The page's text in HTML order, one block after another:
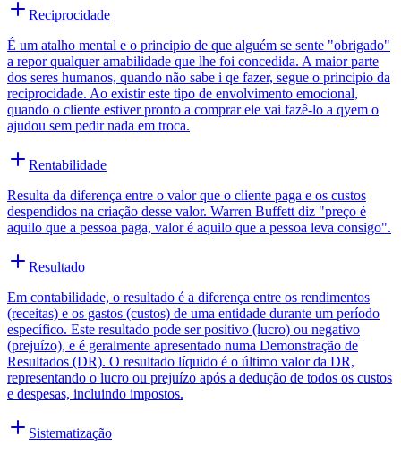
Reciprocidade
É um atalho mental e o principio de que alguém se sente "obrigado"
a repor qualquer amabilidade que lhe foi concedida. A maior parte
dos seres humanos, quando não sabe i qe fazer, segue o principio da
reciprocidade. Ao existir este tipo de envolvimento emocional,
quando o cliente estiver pronto a comprar ele vai fazê-lo a qyem o
ajudou sem pedir nada em troca.
Rentabilidade
Resulta da diferença entre o valor que o cliente paga e os custos
despendidos na criação desse valor. Warren Buffett diz "preço é
aquilo que a pessoa paga, valor é aquilo que a pessoa leva consigo".
Resultado
Em contabilidade, o resultado é a diferença entre os rendimentos
(receitas) e os gastos (custos) de uma entidade durante um período
específico. Este resultado pode ser positivo (lucro) ou negativo
(prejuízo), e é geralmente apresentado numa Demonstração de
Resultados (DR). O resultado líquido é o último valor da DR,
representando o lucro ou prejuízo após a dedução de todos os custos
e despesas, incluindo impostos.
Sistematização